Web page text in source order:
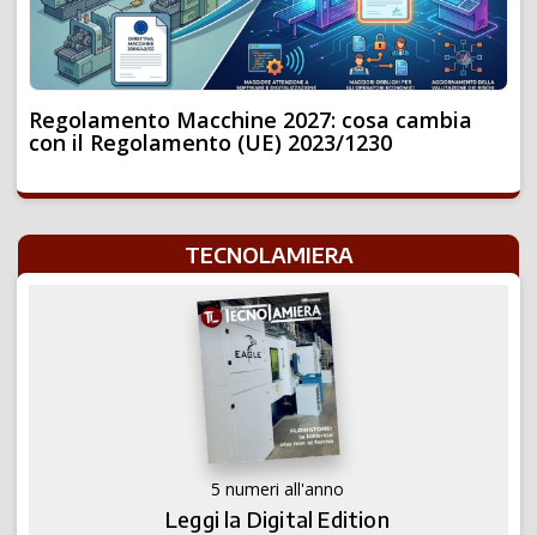
Regolamento Macchine 2027: cosa cambia
con il Regolamento (UE) 2023/1230
TECNOLAMIERA
5 numeri all'anno
Leggi la Digital Edition